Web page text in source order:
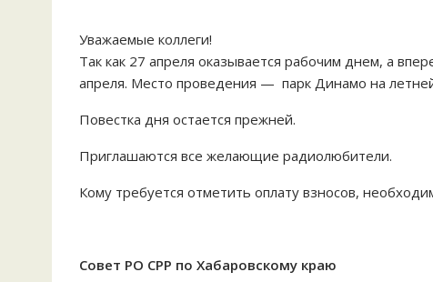
Уважаемые коллеги!
Так как 27 апреля оказывается рабочим днем, а
апреля. Место проведения — парк Динамо на
Повестка дня остается прежней.
Приглашаются все желающие радиолюбители.
Кому требуется отметить оплату взносов,
Совет РО СРР по Хабаровскому краю